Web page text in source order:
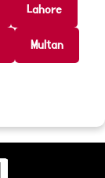
Lahore
Multan